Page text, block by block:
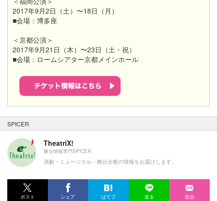
2017年9月2日（土）〜18日（月）
■会場：博多座
＜京都公演＞
2017年9月21日（木）〜23日（土・祝）
■会場：ロームシアター京都メインホール
SPICER
TheatriX!
舞台情報専門SPICER
演劇・ミュージカル・舞台全般の情報をお届けします。
ポスト シェア はてブ 送る 送信